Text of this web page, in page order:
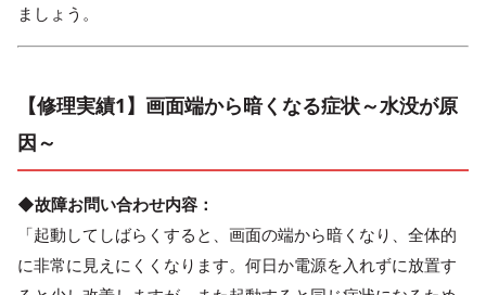
ましょう。
【修理実績1】画面端から暗くなる症状～水没が原
因～
◆故障お問い合わせ内容：
「起動してしばらくすると、画面の端から暗くなり、全体的
に非常に見えにくくなります。何日か電源を入れずに放置す